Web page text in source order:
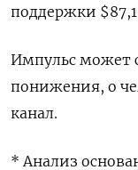
поддержки
Импульс может
понижения, о
канал.
* Анализ